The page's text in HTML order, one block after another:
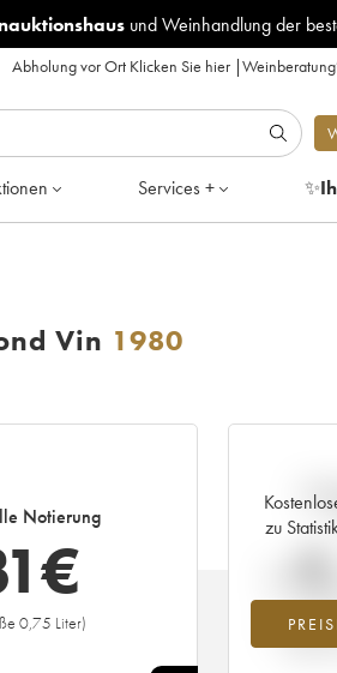
und Weinhandlung der
Abholung vor Ort Klicken Sie hier|
Services + ✨
Vin 1980
Notierung
€
0,75 Liter)
zu
2026